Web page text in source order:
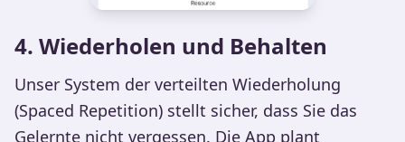
4. Wiederholen und Behalten
Unser System der verteilten Wiederholung
(Spaced Repetition) stellt sicher, dass Sie das
Gelernte nicht vergessen. Die App plant